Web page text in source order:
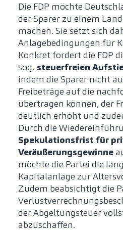
Die FDP möchte
der Sparer zu einem
machen. Sie setzt sich
Anlagebedingungen für
Konkret fordert die FDP
sog. steuerfreien
indem die Sparer nicht
Freibeträge auf die
übertragen können, der
deutlich erhöht und
Durch die
Spekulationsfrist für
Veräußerungsgewinne
möchte die Partei die
Kapitalanlage zur
Zudem beabsichtigt die
der Abgeltungsteuer
abzuschaffen.